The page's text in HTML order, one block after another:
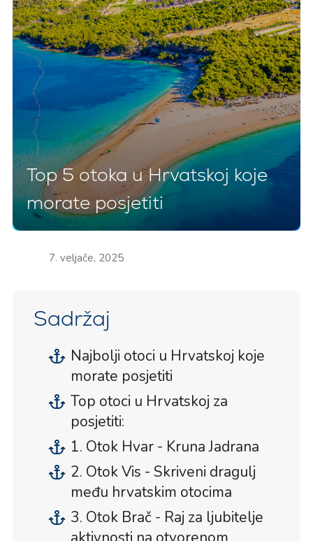
Top 5 otoka u Hrvatskoj koje
morate posjetiti
7. veljače, 2025
Sadržaj
Najbolji otoci u Hrvatskoj koje
morate posjetiti
Top otoci u Hrvatskoj za
posjetiti:
1. Otok Hvar - Kruna Jadrana
2. Otok Vis - Skriveni dragulj
među hrvatskim otocima
3. Otok Brač - Raj za ljubitelje